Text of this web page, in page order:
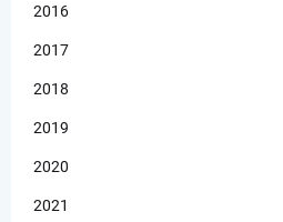
2016
2017
2018
2019
2020
2021